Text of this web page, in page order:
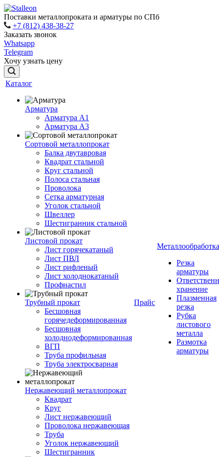
Поставки металлопроката и арматуры по СПб
+7 (812) 438-38-27
Заказать звонок
Whatsapp
Telegram
Хочу узнать цену
Каталог
Арматура
Арматура A1
Арматура А3
Сортовой металлопрокат
Балка двутавровая
Квадрат стальной
Круг стальной
Полоса стальная
Проволока
Сетка арматурная
Уголок стальной
Швеллер
Шестигранник стальной
Листовой прокат
Лист горячекатаный
Лист ПВЛ
Лист рифленый
Лист холоднокатаный
Профнастил
Трубный прокат
Бесшовная
горячедеформированная
Бесшовная
холоднодеформированная
ВГП
Труба профильная
Труба электросварная
Нержавеющий металлопрокат
Квадрат
Круг
Лист нержавеющий
Проволока нержавеющая
Труба
Уголок нержавеющий
Шестигранник
Прайс
Металлообработка
Резка
арматуры
хранение
Плазменная
резка
Рубка
листового
металла
Размотка
арматуры